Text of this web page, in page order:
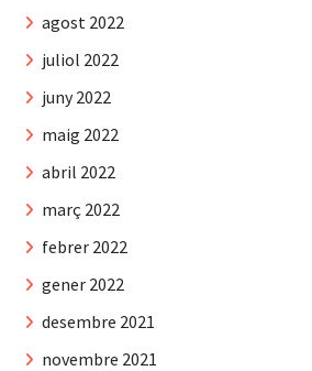
agost 2022
juliol 2022
juny 2022
maig 2022
abril 2022
març 2022
febrer 2022
gener 2022
desembre 2021
novembre 2021